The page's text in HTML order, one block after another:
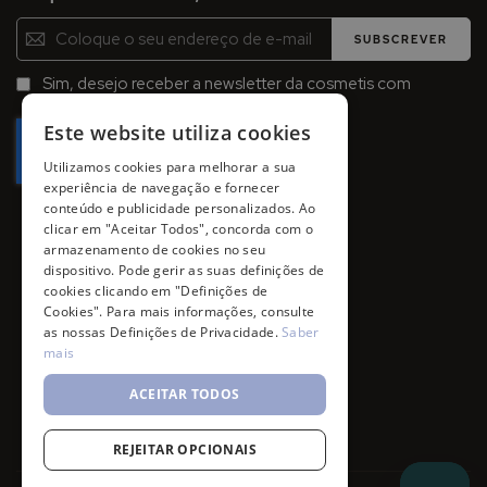
Inscreva-
se
na
Newsletter:
SUBSCREVER
Sim, desejo receber a newsletter da cosmetis com
Este website utiliza cookies
Utilizamos cookies para melhorar a sua
experiência de navegação e fornecer
conteúdo e publicidade personalizados. Ao
clicar em "Aceitar Todos", concorda com o
armazenamento de cookies no seu
dispositivo. Pode gerir as suas definições de
cookies clicando em "Definições de
Cookies". Para mais informações, consulte
as nossas Definições de Privacidade.Saber
mais
ACEITAR TODOS
REJEITAR OPCIONAIS